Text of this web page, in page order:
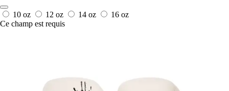
10 oz 12 oz 14 oz
16 oz
Ce champ est requis